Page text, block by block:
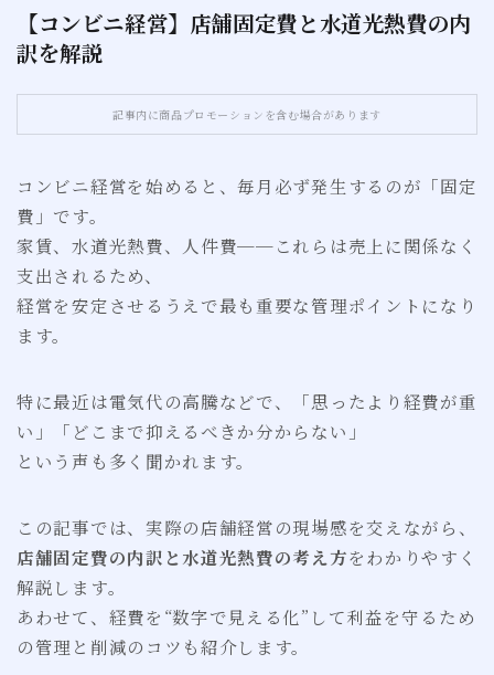
お問い合わせ
サイトマップ
【コンビニ経営】店舗固定費と水道光熱費の内
訳を解説
記事内に商品プロモーションを含む場合があります
コンビニ経営を始めると、毎月必ず発生するのが「固定
費」です。
家賃、水道光熱費、人件費──これらは売上に関係なく
支出されるため、
経営を安定させるうえで最も重要な管理ポイントになり
ます。
特に最近は電気代の高騰などで、「思ったより経費が重
い」「どこまで抑えるべきか分からない」
という声も多く聞かれます。
この記事では、実際の店舗経営の現場感を交えながら、
店舗固定費の内訳と水道光熱費の考え方をわかりやすく
解説します。
あわせて、経費を“数字で見える化”して利益を守るため
の管理と削減のコツも紹介します。